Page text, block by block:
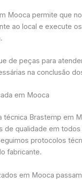
Mooca permite que
ao local e execute
de peças para
na conclusão
em Mooca
técnica Brastemp em
de qualidade em todos
protocolos
fabricante.
em Mooca